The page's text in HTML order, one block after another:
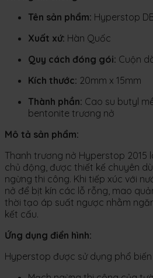
Tên sản phẩm: Hyperstop
Xuất xứ: Hàn Quốc
Quy cách đóng gói: Cuộn
Kích thước: 20mm x 15mm
Thành phần: Cao su butyl
bentonite trương nở
Mô tả sản phẩm:
Thanh trương nở Hyperstop 2015
chủ động, được thiết kế chuyên
ngừng thi công. Khi tiếp xúc với
nở để bịt kín các lỗ rỗng, mao
thời tạo áp suất ngược nhằm
kết cấu.
Ứng dụng điển hình:
Hyperstop được sử dụng phổ